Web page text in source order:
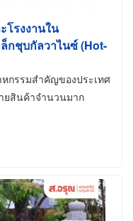
โรงงานใน
กชุบกัลวาไนซ์ (Hot-
กรรมสำคัญของประเทศ
ยสินค้าจำนวนมาก